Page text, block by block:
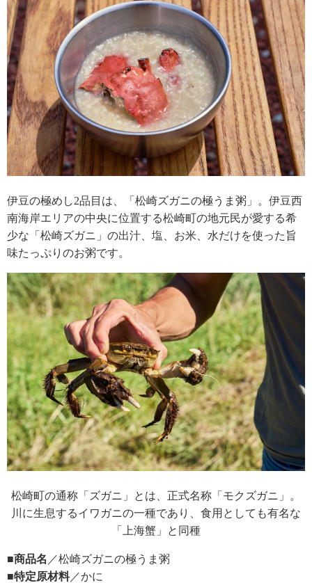
伊豆の極めし2品目は、「松崎ズガニの極うま粥」。伊豆西
南海岸エリアの中央に位置する松崎町の地元民が愛する希
少な「松崎ズガニ」の出汁、塩、お米、水だけを使った旨
味たっぷりのお粥です。
松崎町の通称「ズガニ」とは、正式名称「モクズガニ」。
川に生息するイワガニの一種であり、食用としても有名な
「上海蟹」と同種
■商品名 ／松崎ズガニの極うま粥
■特定原材料／かに